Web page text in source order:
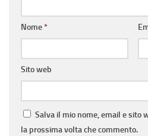
Nome*
Sito web
Salva il mio nome, email e sito
la prossima volta che commento.